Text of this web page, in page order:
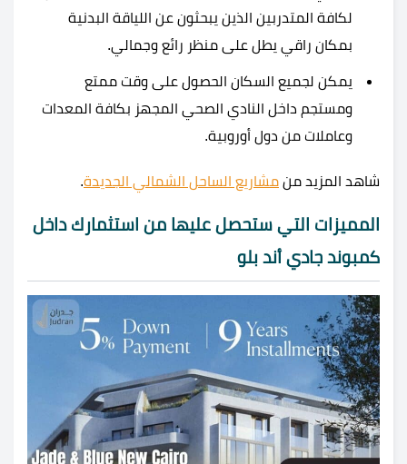
لكافة المتدربين الذين يبحثون عن اللياقة البدنية
بمكان راقي يطل على منظر رائع وجمالي.
يمكن لجميع السكان الحصول على وقت ممتع
ومستجم داخل النادي الصحي المجهز بكافة المعدات
وعاملات من دول أوروبية.
شاهد المزيد من مشاريع الساحل الشمالي الجديدة.
المميزات التي ستحصل عليها من استثمارك داخل
كمبوند جادي أند بلو